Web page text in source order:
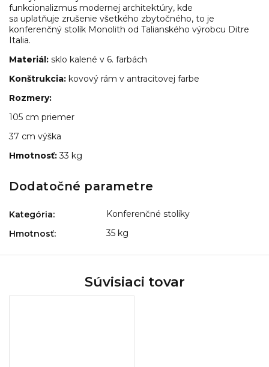
funkcionalizmus modernej architektúry, kde
sa uplatňuje zrušenie všetkého zbytočného, to je
konferenčný stolík Monolith od Talianského výrobcu Ditre
Italia.
Materiál: sklo kalené v 6. farbách
Konštrukcia: kovový rám v antracitovej farbe
Rozmery:
105 cm priemer
37 cm výška
Hmotnosť:33 kg
Dodatočné parametre
Kategória:
Konferenčné stolíky
Hmotnosť: 35 kg
Súvisiaci tovar